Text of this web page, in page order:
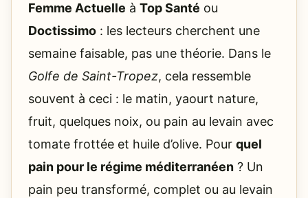
Femme Actuelle à Top Santé ou
Doctissimo : les lecteurs cherchent une
semaine faisable, pas une théorie. Dans le
Golfe de Saint-Tropez, cela ressemble
souvent à ceci : le matin, yaourt nature,
fruit, quelques noix, ou pain au levain avec
tomate frottée et huile d’olive. Pour quel
pain pour le régime méditerranéen ? Un
pain peu transformé, complet ou au levain